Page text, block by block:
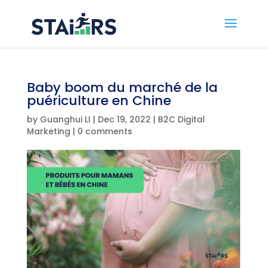
Baby boom du marché de la
puériculture en Chine
by Guanghui LI | Dec 19, 2022 | B2C Digital
Marketing | 0 comments